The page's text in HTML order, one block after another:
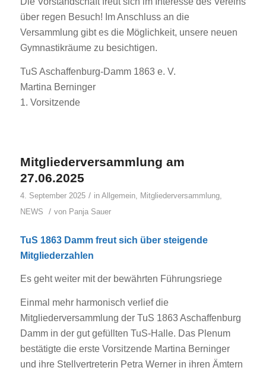
über regen Besuch! Im Anschluss an die
Versammlung gibt es die Möglichkeit, unsere neuen
Gymnastikräume zu besichtigen.
TuS Aschaffenburg-Damm 1863 e. V.
Martina Berninger
1. Vorsitzende
Mitgliederversammlung am
27.06.2025
4. September 2025 / in Allgemein, Mitgliederversammlung,
NEWS
/ von Panja Sauer
TuS 1863 Damm freut sich über steigende
Mitgliederzahlen
Es geht weiter mit der bewährten Führungsriege
Einmal mehr harmonisch verlief die
Mitgliederversammlung der TuS 1863 Aschaffenburg
Damm in der gut gefüllten TuS-Halle. Das Plenum
bestätigte die erste Vorsitzende Martina Berninger
und ihre Stellvertreterin Petra Werner in ihren Ämtern